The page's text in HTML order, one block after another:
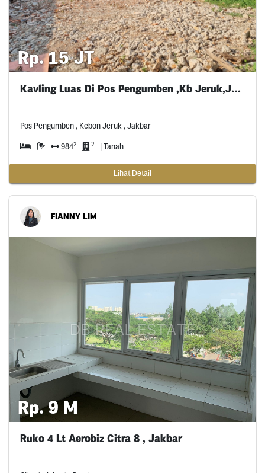
Rp. 15 JT
Kavling Luas Di Pos Pengumben ,Kb Jeruk,Jakbar
Pos Pengumben , Kebon Jeruk , Jakbar
9842 2 | Tanah
Lihat Detail
FIANNY LIM
Rp. 9 M
Ruko 4 Lt Aerobiz Citra 8 , Jakbar